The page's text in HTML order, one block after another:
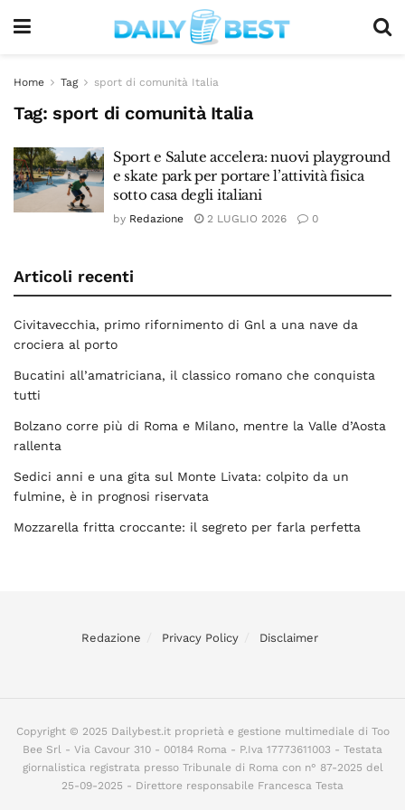
Home Tag sport di comunità Italia
Tag: sport di comunità Italia
Sport e Salute accelera: nuovi playground
e skate park per portare l’attività fisica
sotto casa degli italiani
by Redazione 2 LUGLIO 2026 0
Articoli recenti
Civitavecchia, primo rifornimento di Gnl a una nave da
crociera al porto
Bucatini all’amatriciana, il classico romano che conquista
tutti
Bolzano corre più di Roma e Milano, mentre la Valle d’Aosta
rallenta
Sedici anni e una gita sul Monte Livata: colpito da un
fulmine, è in prognosi riservata
Mozzarella fritta croccante: il segreto per farla perfetta
Redazione Privacy Policy Disclaimer
Copyright © 2025 Dailybest.it proprietà e gestione multimediale di Too
Bee Srl - Via Cavour 310 - 00184 Roma - P.Iva 17773611003 - Testata
giornalistica registrata presso Tribunale di Roma con n° 87-2025 del
25-09-2025 - Direttore responsabile Francesca Testa